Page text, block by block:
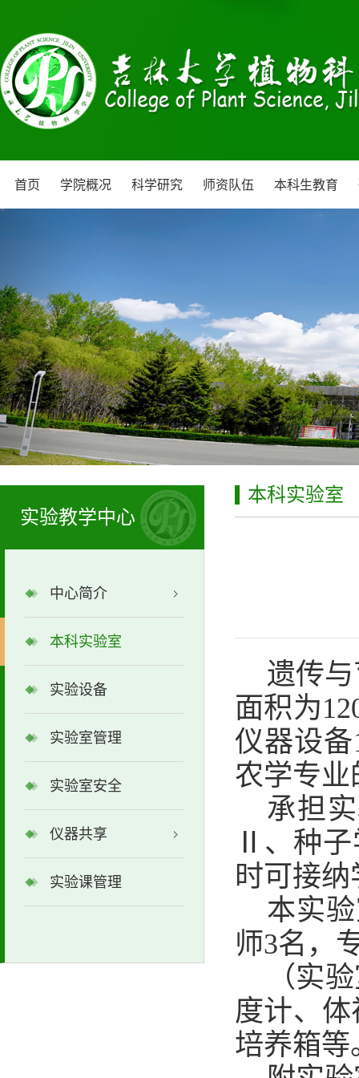
首页 学院概况 科学研究 师资队伍 本科生教育
实验教学中心
中心简介
本科实验室
实验设备
实验室管理
实验室安全
仪器共享
实验课管理
本科实验室
遗传
面积为
仪器设
农学专
承担
Ⅱ、种
时可接纳
本实
师3名，
（实
度计、
培养箱等